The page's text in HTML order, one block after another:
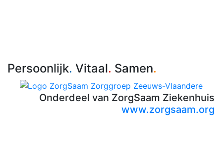
Persoonlijk. Vitaal. Samen.
Onderdeel van ZorgSaam Ziekenhuis
www.zorgsaam.org